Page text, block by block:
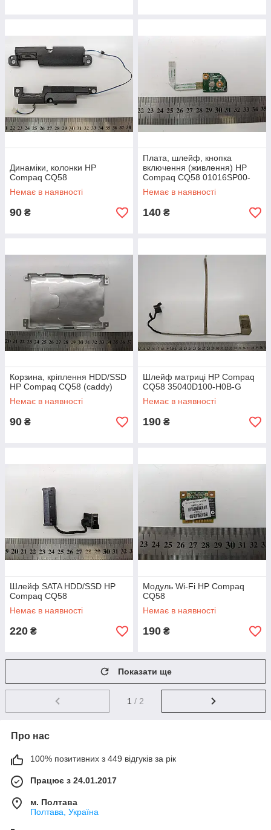
Динаміки, колонки HP
Compaq CQ58
Немає в наявності
90 ₴
Плата, шлейф, кнопка
включення (живлення) HP
Compaq CQ58 01016SP00-
600-G
Немає в наявності
140 ₴
Корзина, кріплення HDD/SSD
HP Compaq CQ58 (caddy)
Немає в наявності
90 ₴
Шлейф матриці HP Compaq
CQ58 35040D100-H0B-G
Немає в наявності
190 ₴
Шлейф SATA HDD/SSD HP
Compaq CQ58
Немає в наявності
220 ₴
Модуль Wi-Fi HP Compaq
CQ58
Немає в наявності
190 ₴
Показати ще
1 / 2
Про нас
100% позитивних з 449 відгуків за рік
Працює з 24.01.2017
м. Полтава
Полтава, Україна